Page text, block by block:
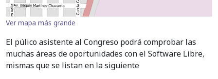
Ver mapa más grande
El púlico asistente al Congreso podrá comprobar las
muchas áreas de oportunidades con el Software Libre,
mismas que se listan en la siguiente